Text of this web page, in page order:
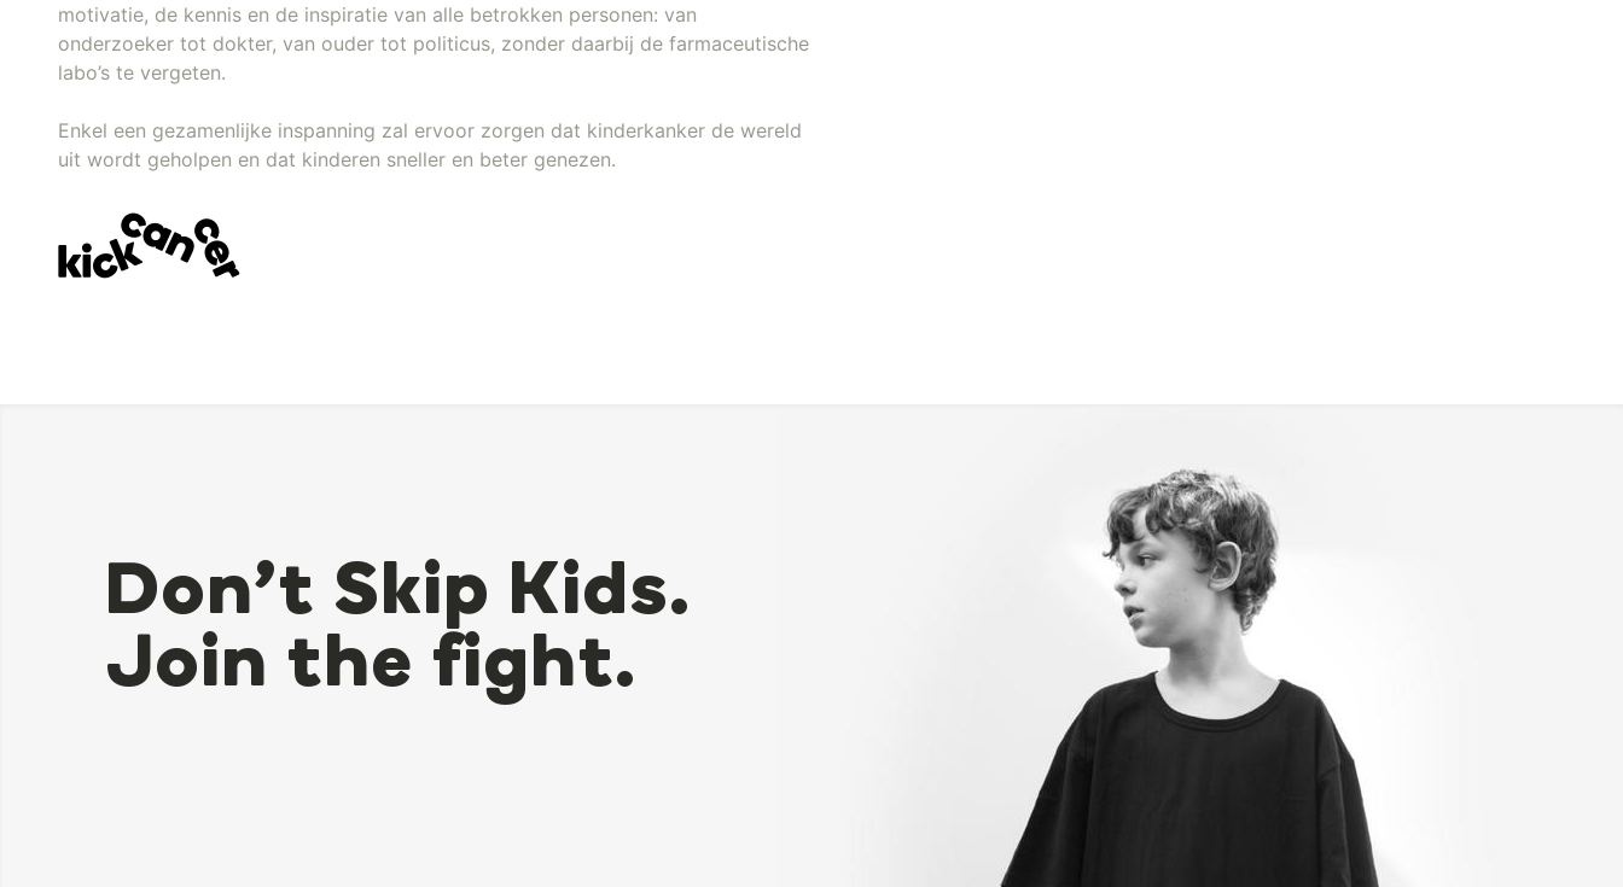
motivatie, de kennis en de inspiratie van alle betrokken personen: van
onderzoeker tot dokter, van ouder tot politicus, zonder daarbij de farmaceutische
labo’s te vergeten.
Enkel een gezamenlijke inspanning zal ervoor zorgen dat kinderkanker de wereld
uit wordt geholpen en dat kinderen sneller en beter genezen.
Don’t Skip Kids.
Join the fight.